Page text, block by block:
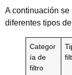
A continuación se
diferentes tipos
Categor
ía de
filtro